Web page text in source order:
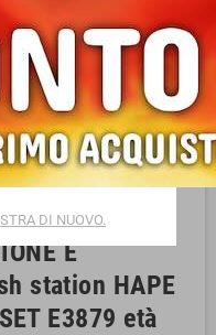
E
station HAPE
E3879 età
DI NUOVO.